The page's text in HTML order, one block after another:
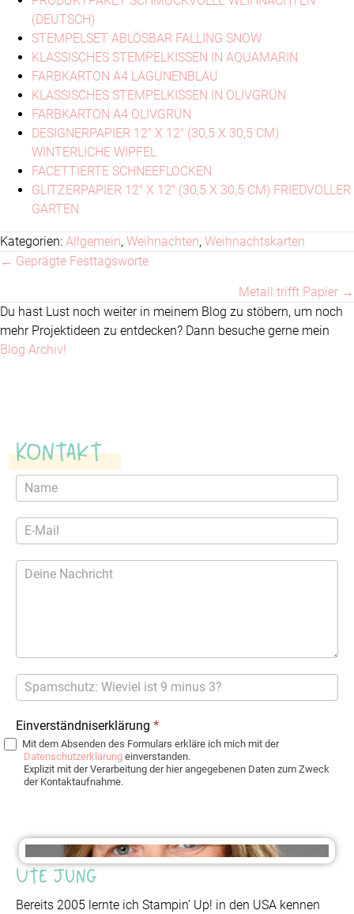
(DEUTSCH)
STEMPELSET ABLÖSBAR FALLING SNOW
KLASSISCHES STEMPELKISSEN IN AQUAMARIN
FARBKARTON A4 LAGUNENBLAU
KLASSISCHES STEMPELKISSEN IN OLIVGRÜN
FARBKARTON A4 OLIVGRÜN
DESIGNERPAPIER 12" X 12" (30,5 X 30,5 CM)
WINTERLICHE WIPFEL
FACETTIERTE SCHNEEFLOCKEN
GLITZERPAPIER 12" X 12" (30,5 X 30,5 CM) FRIEDVOLLER
GARTEN
Kategorien: Allgemein, Weihnachten, Weihnachtskarten
Posts
navigation
← Geprägte Festtagsworte
Metall trifft Papier →
Du hast Lust noch weiter in meinem Blog zu stöbern, um noch
mehr Projektideen zu entdecken? Dann besuche gerne mein
Blog Archiv!
Kontakt
Kontaktformular
Einverständniserklärung *
Mit dem Absenden des Formulars erkläre ich mich mit der
Datenschutzerklärung einverstanden.
Explizit mit der Verarbeitung der hier angegebenen Daten zum Zweck
der Kontaktaufnahme.
Ute Jung
Bereits 2005 lernte ich Stampin’ Up! in den USA kennen